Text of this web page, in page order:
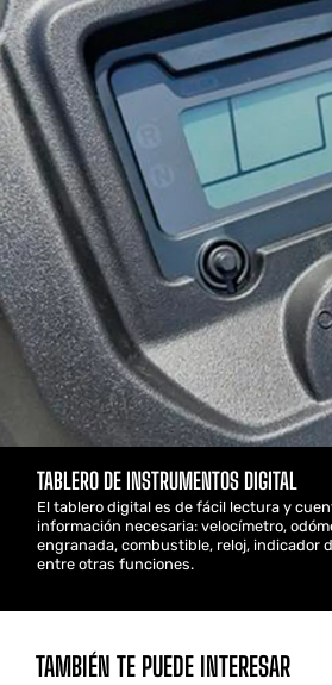
TABLERO DE INSTRUMENTOS DIGITAL
El tablero digital es de fácil lectura y
información necesaria: velocímetro,
engranada, combustible, reloj, indicador
entre otras funciones.
TAMBIÉN TE PUEDE INTERESAR